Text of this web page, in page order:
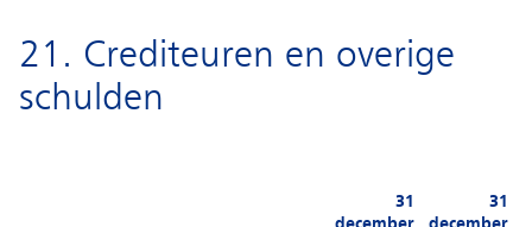
21. Crediteuren en overige
schulden
31
december
31
december